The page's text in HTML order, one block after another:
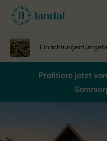
Profitiere jetzt